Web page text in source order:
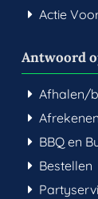
Actie
Antwoord
Afhalen/
Afrekenen
BBQ en
Bestellen